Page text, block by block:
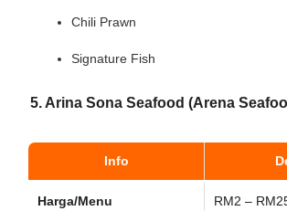
Chili Prawn
Signature Fish
5. Arina Sona Seafood (Arena
Info
Harga/Menu RM2 –